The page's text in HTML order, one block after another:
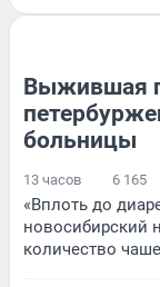
Выжившая
больницы
13 часов 6 165
«Вплоть до
новосибирский
количество